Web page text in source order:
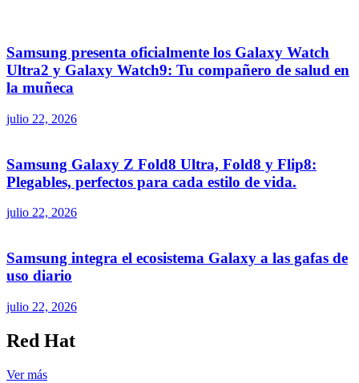
Samsung presenta oficialmente los Galaxy Watch
Ultra2 y Galaxy Watch9: Tu compañero de salud en
la muñeca
julio 22, 2026
Samsung Galaxy Z Fold8 Ultra, Fold8 y Flip8:
Plegables, perfectos para cada estilo de vida.
julio 22, 2026
Samsung integra el ecosistema Galaxy a las gafas de
uso diario
julio 22, 2026
Red Hat
Ver más